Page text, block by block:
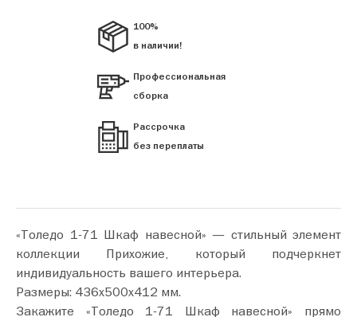
100%
в наличии!
Профессиональная
сборка
Рассрочка
без переплаты
«Толедо 1-71 Шкаф навесной» — стильный элемент
коллекции Прихожие, который подчеркнет
индивидуальность вашего интерьера.
Размеры: 436х500х412 мм.
Закажите «Толедо 1-71 Шкаф навесной» прямо